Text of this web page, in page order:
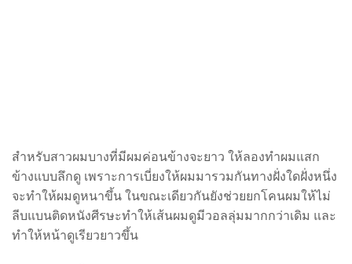
สำหรับสาวผมบางที่มีผมค่อนข้างจะยาว ให้ลองทำผมแสก
ข้างแบบลึกดู เพราะการเบี่ยงให้ผมมารวมกันทางฝั่งใดฝั่งหนึ่ง
จะทำให้ผมดูหนาขึ้น ในขณะเดียวกันยังช่วยยกโคนผมให้ไม่
ลีบแบนติดหนังศีรษะทำให้เส้นผมดูมีวอลลุ่มมากกว่าเดิม และ
ทำให้หน้าดูเรียวยาวขึ้น